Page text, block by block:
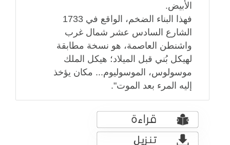
الأبيض.
فهذا البناء الضخم، الواقع في 1733
الشارع السادس عشر شمال غرب
واشنطن العاصمة، هو نسخة مطابقة
لهيكل بُني قبل الميلاد؛ هيكل الملك
موسولوس، الموسوليوم... مكان يؤخذ
إليه المرء بعد الموت".